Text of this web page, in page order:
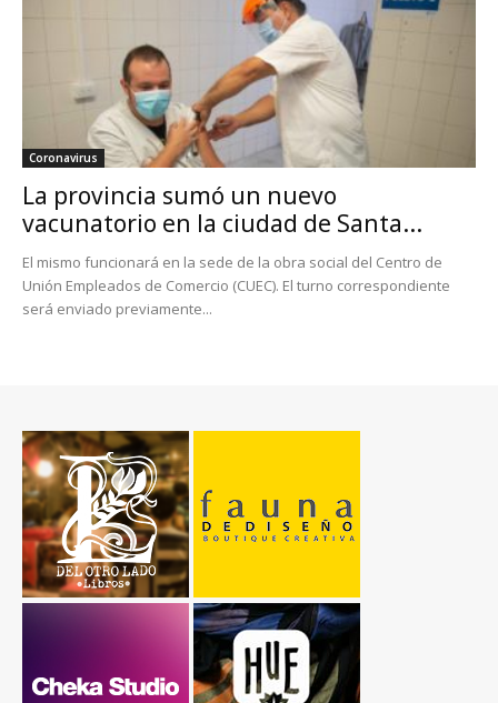
Coronavirus
La provincia sumó un nuevo
vacunatorio en la ciudad de Santa...
El mismo funcionará en la sede de la obra social del Centro de
Unión Empleados de Comercio (CUEC). El turno correspondiente
será enviado previamente...